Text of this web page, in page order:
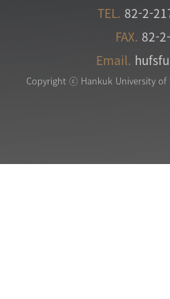
TEL. 82-2-
FAX. 82-
Email.
Copyright ⓒ Hankuk University of